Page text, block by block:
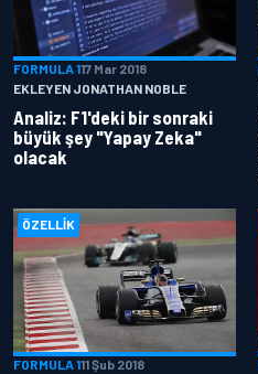
FORMULA 117 Mar 2018
EKLEYEN JONATHAN NOBLE
Analiz: F1'deki bir sonraki
büyük şey "Yapay Zeka"
olacak
ÖZELLIK
FORMULA 111 Şub 2018